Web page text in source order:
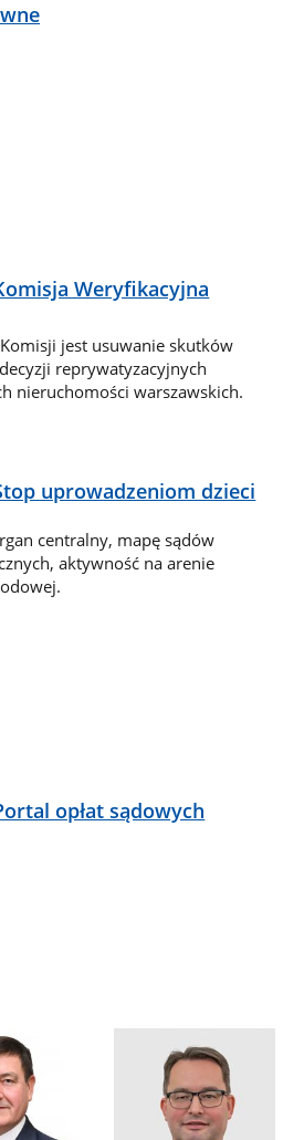
Weryfikacyjna
jest usuwanie skutków
reprywatyzacyjnych
nieruchomości warszawskich.
uprowadzeniom dzieci
centralny, mapę sądów
aktywność na arenie
opłat sądowych